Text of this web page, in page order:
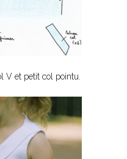
V et petit col pointu.